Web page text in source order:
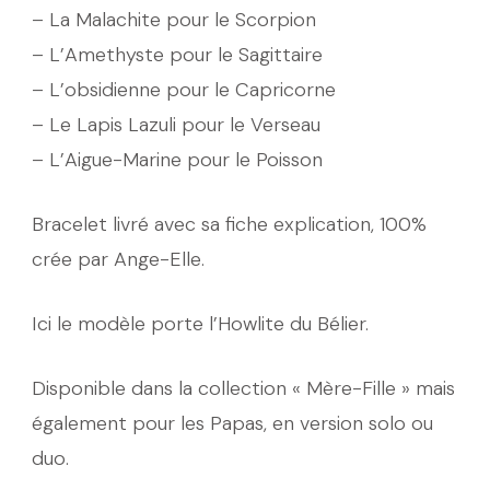
– La Malachite pour le Scorpion
– L’Amethyste pour le Sagittaire
– L’obsidienne pour le Capricorne
– Le Lapis Lazuli pour le Verseau
– L’Aigue-Marine pour le Poisson
Bracelet livré avec sa fiche explication, 100%
crée par Ange-Elle.
Ici le modèle porte l’Howlite du Bélier.
Disponible dans la collection « Mère-Fille » mais
également pour les Papas, en version solo ou
duo.